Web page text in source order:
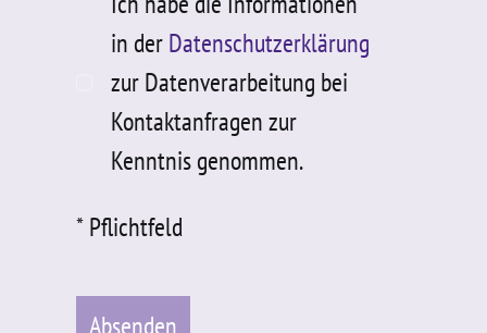
in derDatenschutzerklärung
zur Datenverarbeitung bei
Kontaktanfragen zur
Kenntnis genommen.
* Pflichtfeld
Absenden